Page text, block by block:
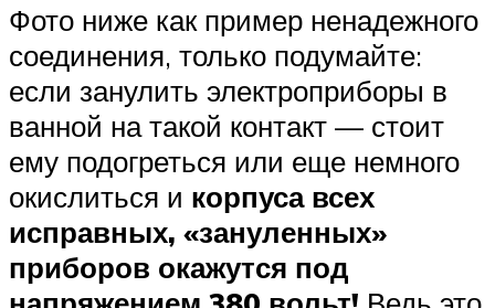
Фото ниже как пример ненадежного
соединения, только подумайте:
если занулить электроприборы в
ванной на такой контакт — стоит
ему подогреться или еще немного
окислиться и корпуса всех
исправных, «зануленных»
приборов окажутся под